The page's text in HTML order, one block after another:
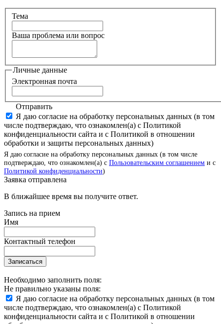
Тема
Ваша проблема или вопрос
Личные данные
Электронная почта
Отправить
Я даю согласие на обработку персональных данных (в том
числе подтверждаю, что ознакомлен(а) с Политикой
конфиденциальности сайта и с Политикой в отношении
обработки и защиты персональных данных)
Я даю согласие на обработку персональных данных (в том числе
подтверждаю, что ознакомлен(а) с Пользовательским соглашением и с
Политикой конфиденциальности)
Заявка отправлена
В ближайшее время вы получите ответ.
Запись на прием
Имя
Контактный телефон
Записаться
Необходимо заполнить поля:
Не правильно указаны поля:
Я даю согласие на обработку персональных данных (в том
числе подтверждаю, что ознакомлен(а) с Политикой
конфиденциальности сайта и с Политикой в отношении